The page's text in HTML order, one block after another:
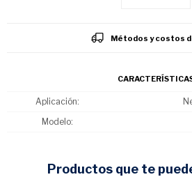
Métodos y costos
Aplicación
Modelo
productos que te